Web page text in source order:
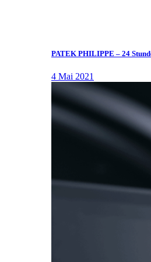
PATEK PHILIPPE – 24
4 Mai 2021